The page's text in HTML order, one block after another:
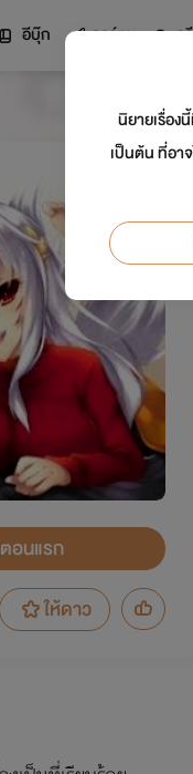
อีบุ๊ก การ์ตูน ด
อนแรก
ให้ดาว
นิยายเรื่อง
เป็นต้น ที่อา